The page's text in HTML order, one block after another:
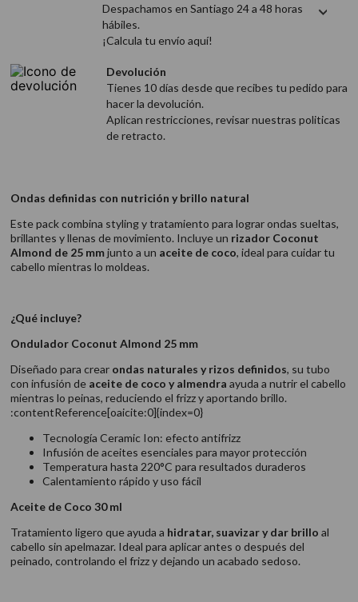
Despachamos en Santiago 24 a 48 horas
hábiles.
¡Calcula tu envío aquí!
Devolución
Tienes 10 días desde que recibes tu pedido para
hacer la devolución.
Aplican restricciones, revisar nuestras politicas
de retracto.
Ondas definidas con nutrición y brillo natural
Este pack combina styling y tratamiento para lograr ondas sueltas,
brillantes y llenas de movimiento. Incluye un rizador Coconut
Almond de 25 mmjunto a un aceite de coco, ideal para cuidar tu
cabello mientras lo moldeas.
¿Qué incluye?
Ondulador Coconut Almond 25 mm
Diseñado para crear ondas naturales y rizos definidos, su tubo
con infusión de aceite de coco y almendra ayuda a nutrir el cabello
mientras lo peinas, reduciendo el frizz y aportando brillo.
:contentReference[oaicite:0]{index=0}
Tecnología Ceramic Ion: efecto antifrizz
Infusión de aceites esenciales para mayor protección
Temperatura hasta 220°C para resultados duraderos
Calentamiento rápido y uso fácil
Aceite de Coco 30 ml
Tratamiento ligero que ayuda a hidratar, suavizar y dar brillo al
cabello sin apelmazar. Ideal para aplicar antes o después del
peinado, controlando el frizz y dejando un acabado sedoso.